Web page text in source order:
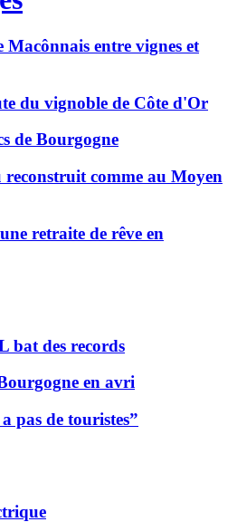
Macônnais entre vignes et
du vignoble de Côte d'Or
de Bourgogne
reconstruit comme au Moyen
retraite de rêve en
bat des records
en avri
pas de touristes”